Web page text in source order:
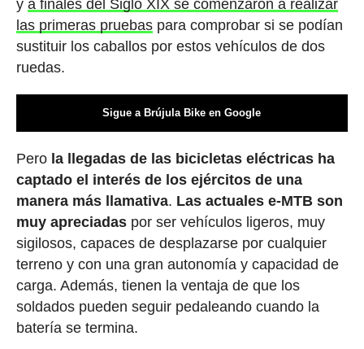
y a finales del Siglo XIX se comenzaron a realizar
las primeras pruebaspara comprobar si se podían
sustituir los caballos por estos vehículos de dos
ruedas.
Sigue a Brújula Bike en Google
Pero la llegadas de las bicicletas eléctricas ha
captado el interés de los ejércitos de una
manera más llamativa. Las actuales e-MTB son
muy apreciadaspor ser vehículos ligeros, muy
sigilosos, capaces de desplazarse por cualquier
terreno y con una gran autonomía y capacidad de
carga. Además, tienen la ventaja de que los
soldados pueden seguir pedaleando cuando la
batería se termina.